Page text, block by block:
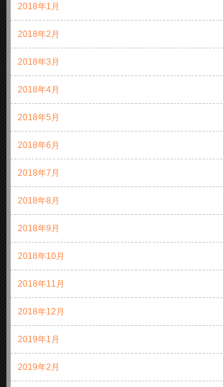
2018年1月
2018年2月
2018年3月
2018年4月
2018年5月
2018年6月
2018年7月
2018年8月
2018年9月
2018年10月
2018年11月
2018年12月
2019年1月
2019年2月